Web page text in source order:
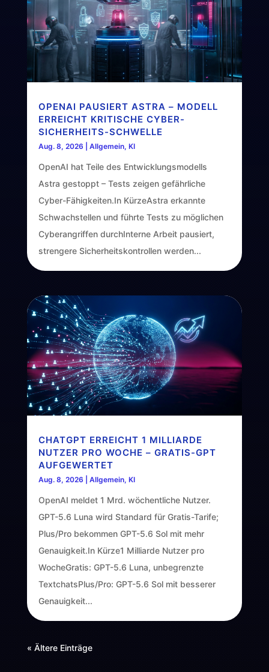
OPENAI PAUSIERT ASTRA – MODELL
ERREICHT KRITISCHE CYBER-
SICHERHEITS-SCHWELLE
Aug. 8, 2026 Allgemein, KI
OpenAI hat Teile des Entwicklungsmodells
Astra gestoppt – Tests zeigen gefährliche
Cyber-Fähigkeiten.In KürzeAstra erkannte
Schwachstellen und führte Tests zu möglichen
Cyberangriffen durchInterne Arbeit pausiert,
strengere Sicherheitskontrollen werden...
CHATGPT ERREICHT 1 MILLIARDE
NUTZER PRO WOCHE – GRATIS-GPT
AUFGEWERTET
Aug. 8, 2026 Allgemein, KI
OpenAI meldet 1 Mrd. wöchentliche Nutzer.
GPT-5.6 Luna wird Standard für Gratis-Tarife;
Plus/Pro bekommen GPT-5.6 Sol mit mehr
Genauigkeit.In Kürze1 Milliarde Nutzer pro
WocheGratis: GPT-5.6 Luna, unbegrenzte
TextchatsPlus/Pro: GPT-5.6 Sol mit besserer
Genauigkeit...
« Ältere Einträge